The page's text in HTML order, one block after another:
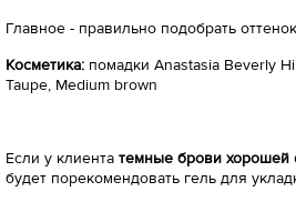
Главное - правильно подобрать
Косметика: помадки Anastasia Beverly
Taupe, Medium brown
Если у клиента темные брови
будет порекомендовать гель для